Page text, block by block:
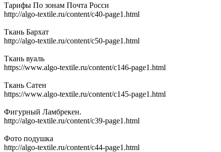
Тарифы По зонам Почта Росси
http://algo-textile.ru/content/c40-page1.html
Ткань Бархат
http://algo-textile.ru/content/c50-page1.html
Ткань вуаль
https://www.algo-textile.ru/content/c146-page1.html
Ткань Сатен
https://www.algo-textile.ru/content/c145-page1.html
Фигурный Ламбрекен.
http://algo-textile.ru/content/c39-page1.html
Фото подушка
http://algo-textile.ru/content/c44-page1.html